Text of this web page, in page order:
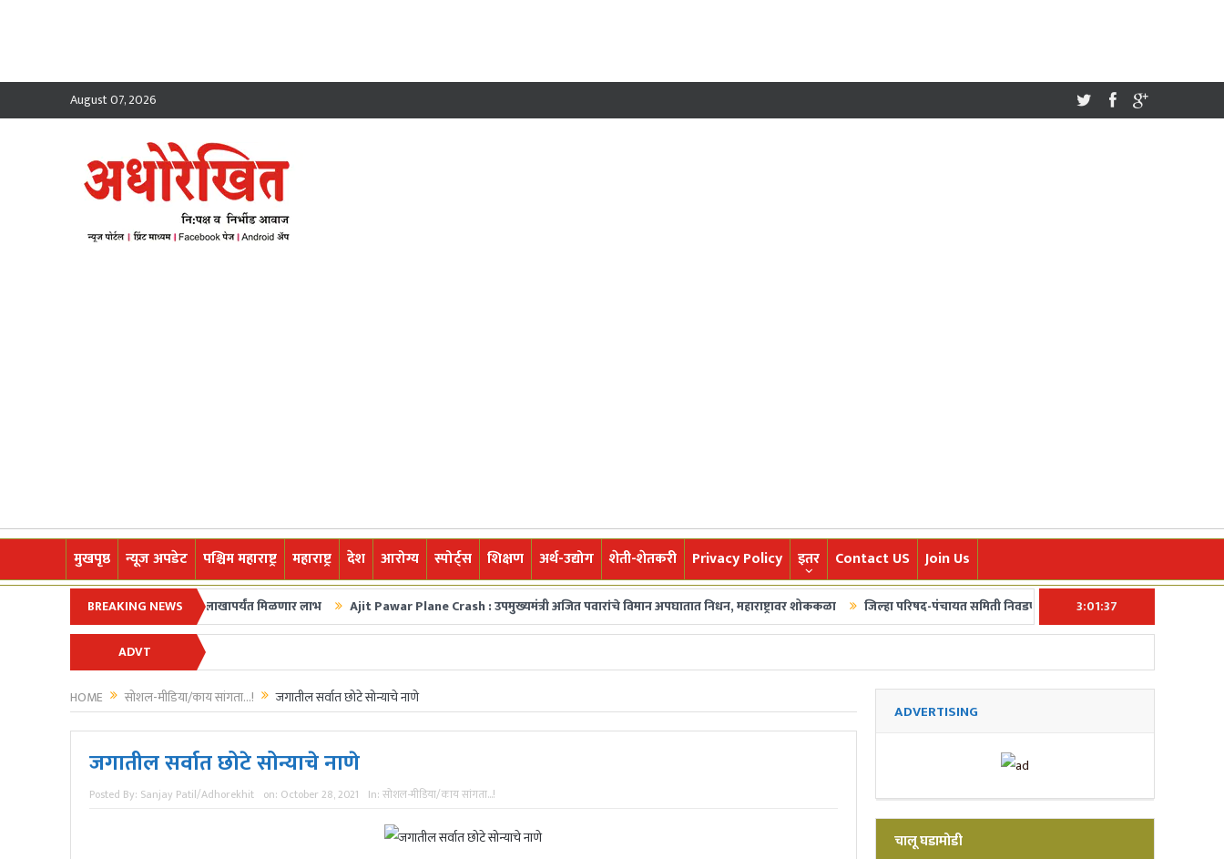
August 07, 2026
मुखपृष्ठ न्यूज अपडेट पश्चिम महाराष्ट्र महाराष्ट्र देश आरोग्य स्पोर्ट्स शिक्षण अर्थ-उद्योग शेती-शेतकरी Privacy Policy इतर Contact US Join Us
BREAKING NEWS
कर्जमाफीची घोषणा; २ लाखापर्यंत मिळणार लाभ Ajit Pawar Plane Crash : उपमुख्यमंत्री अजित पवारांचे विमान अपघातात निधन, महाराष्ट्रावर शोककळा
जिल्हा परिषद-पंचायत समिती निवडणुकांचं बिगूल अखेर वाजलं! ५ फेब्रुवारीला मतदान, ७
टीम इंडियाने घेतला बदला अन् चॅम्पियन्स ट्रॉफी अंतिम फेरीत धडक
3:01:38
ADVT
आहे.अधोरेखित च्या माध्यमातून अगदी ग्रामीण स्तरापासून ते देशविदेशातील ताज्या घडामोडी,महत्त्वाच्या बातम्या, ब्रेकिंग न्यूज वाचकांपर्यंत नि:पक्ष व निर्भीडपणे पोहचवण्यासाठी आम्ही कटिबद्ध आहोत.त्याचबरोबर क्रीडा,अर्थ,मनोरंजन,तंत्र-
HOME सोशल-मीडिया/काय सांगता...! जगातील सर्वात छोटे सोन्याचे नाणे
जगातील सर्वात छोटे सोन्याचे नाणे
Posted By: Sanjay Patil/Adhorekhit on: October 28, 2021 In: सोशल-मीडिया/काय सांगता...!
ADVERTISING
चालू घडामोडी